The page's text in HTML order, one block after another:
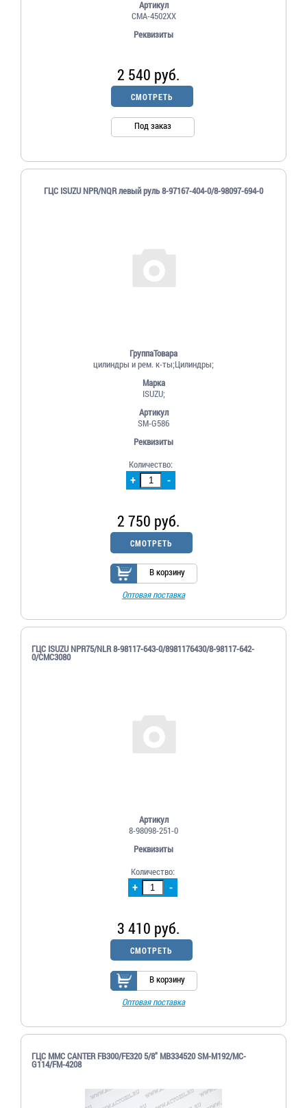
Артикул
СМА-4502ХХ
Реквизиты
2 540 руб.
СМОТРЕТЬ
Под заказ
ГЦС ISUZU NPR/NQR левый руль 8-97167-404-0/8-98097-694-0
ГруппаТовара
цилиндры и рем. к-ты;Цилиндры;
Марка
ISUZU;
Артикул
SM-G586
Реквизиты
+ -
Количество:
2 750 руб.
СМОТРЕТЬ
В корзину
Оптовая поставка
ГЦС ISUZU NPR75/NLR 8-98117-643-0/8981176430/8-98117-642-
0/CMC3080
Артикул
8-98098-251-0
Реквизиты
+ -
Количество:
3 410 руб.
СМОТРЕТЬ
В корзину
Оптовая поставка
ГЦС MMC CANTER FB300/FE320 5/8" MB334520 SM-M192/MC-
G114/FM-4208